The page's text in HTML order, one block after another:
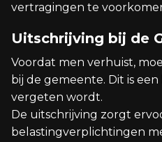
vertragingen te
Uitschrijving bij de
Voordat men verhuist,
bij de gemeente. Dit is
vergeten wordt.
De uitschrijving zorgt
belastingverplichtingen